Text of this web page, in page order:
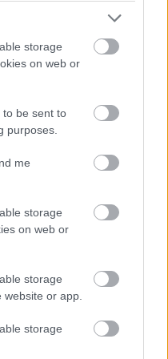
storage
on web or
to be sent to
purposes.
me
storage
on web or
storage
or app.
storage
egyik legkomolyabb
száma
negyedévében már
akik 80 millió zeneszám
alkalmazásként is
diplomára, a
pedig kellemes
zenebarátoknak is. A
is használhatják a
kell meghallgatniuk,
működnek, a havi
előfizetés azonban